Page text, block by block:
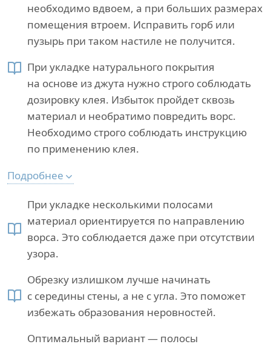
необходимо вдвоем, а при больших размерах
помещения втроем. Исправить горб или
пузырь при таком настиле не получится.
При укладке натурального покрытия
на основе из джута нужно строго соблюдать
дозировку клея. Избыток пройдет сквозь
материал и необратимо повредить ворс.
Необходимо строго соблюдать инструкцию
по применению клея.
Подробнее
При укладке несколькими полосами
материал ориентируется по направлению
ворса. Это соблюдается даже при отсутствии
узора.
Обрезку излишком лучше начинать
с середины стены, а не с угла. Это поможет
избежать образования неровностей.
Оптимальный вариант — полосы